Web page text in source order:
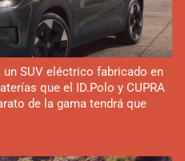
SUV eléctrico fabricado en
que el ID.Polo y CUPRA
de la gama tendrá que